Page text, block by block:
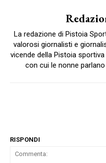
La redazione di Pistoia
valorosi giornalisti e
vicende della Pistoia
con cui le nonne
RISPONDI